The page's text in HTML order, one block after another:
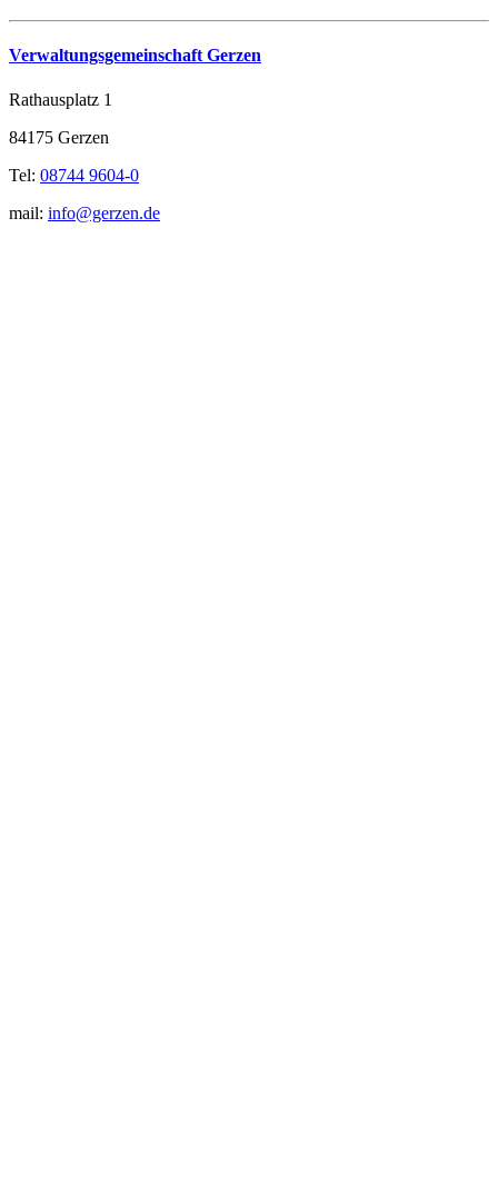
Verwaltungsgemeinschaft Gerzen
Rathausplatz 1
84175 Gerzen
Tel: 08744 9604-0
mail: info@gerzen.de